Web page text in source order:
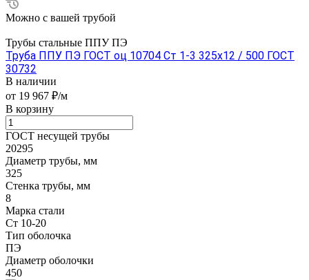
Можно с вашей трубой
Трубы стальные ППУ ПЭ
Труба ППУ ПЭ ГОСТ оц 10704 Ст 1-3 325x12 / 500 ГОСТ
30732
В наличии
от 19 967 ₽/м
В корзину
ГОСТ несущей трубы
20295
Диаметр трубы, мм
325
Стенка трубы, мм
8
Марка стали
Ст 10-20
Тип оболочка
ПЭ
Диаметр оболочки
450